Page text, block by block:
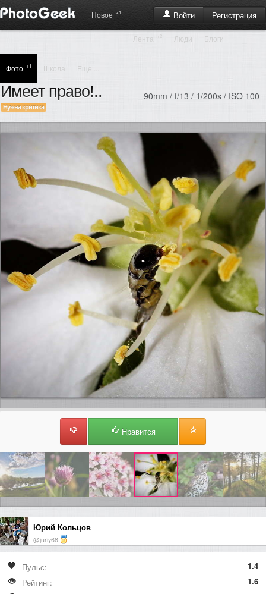
Войти Регистрация
Новое +1
Лента Люди Блоги
Фото +1 Школа Еще ...
Имеет право!..
Нужна критика
90mm / f/13 / 1/200s / ISO 100
Нравится
Юрий Кольцов
@juriy68
Пульс:
1.4
Рейтинг:
1.6